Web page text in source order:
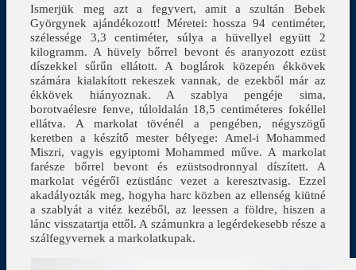
Ismerjük meg azt a fegyvert, amit a szultán Bebek
Györgynek ajándékozott! Méretei: hossza 94 centiméter,
szélessége 3,3 centiméter, súlya a hüvellyel együtt 2
kilogramm. A hüvely bőrrel bevont és aranyozott ezüst
díszekkel sűrűn ellátott. A boglárok közepén ékkövek
számára kialakított rekeszek vannak, de ezekből már az
ékkövek hiányoznak. A szablya pengéje sima,
borotvaélesre fenve, túloldalán 18,5 centiméteres fokéllel
ellátva. A markolat tövénél a pengében, négyszögű
keretben a készítő mester bélyege: Amel-i Mohammed
Miszri, vagyis egyiptomi Mohammed műve. A markolat
farésze bőrrel bevont és ezüstsodronnyal díszített. A
markolat végéről ezüstlánc vezet a keresztvasig. Ezzel
akadályozták meg, hogyha harc közben az ellenség kiütné
a szablyát a vitéz kezéből, az leessen a földre, hiszen a
lánc visszatartja ettől. A számunkra a legérdekesebb része a
szálfegyvernek a markolatkupak.